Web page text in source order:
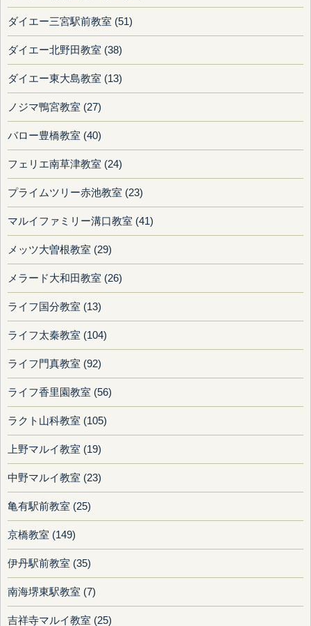
ダイエー三宮駅前教室 (51)
ダイエー北野田教室 (38)
ダイエー東大島教室 (13)
ノジマ鴨宮教室 (27)
バロー豊橋教室 (40)
フェリエ南草津教室 (24)
プライムツリー赤池教室 (23)
マルイファミリー溝口教室 (41)
メッツ大曽根教室 (29)
メラード大和田教室 (26)
ライフ国分教室 (13)
ライフ太秦教室 (104)
ライフ門真教室 (92)
ライフ香里園教室 (56)
ラクト山科教室 (105)
上野マルイ教室 (19)
中野マルイ教室 (23)
亀有駅前教室 (25)
京橋教室 (149)
伊丹駅前教室 (35)
南海堺東駅教室 (7)
吉祥寺マルイ教室 (25)